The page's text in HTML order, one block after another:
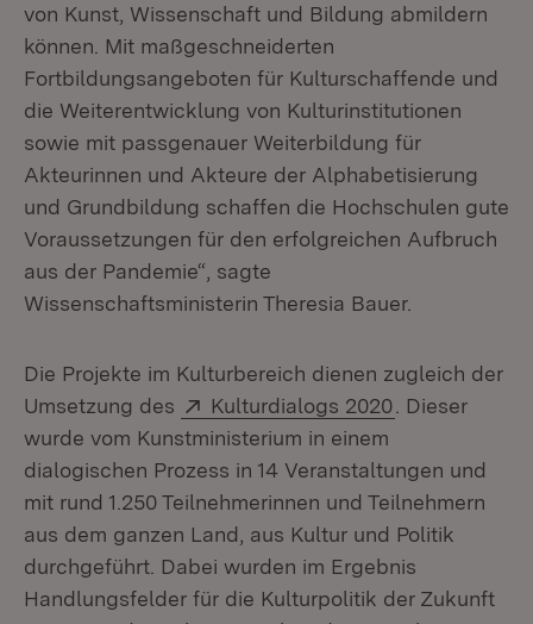
von Kunst, Wissenschaft und Bildung abmildern
können. Mit maßgeschneiderten
Fortbildungsangeboten für Kulturschaffende und
die Weiterentwicklung von Kulturinstitutionen
sowie mit passgenauer Weiterbildung für
Akteurinnen und Akteure der Alphabetisierung
und Grundbildung schaffen die Hochschulen gute
Voraussetzungen für den erfolgreichen Aufbruch
aus der Pandemie“, sagte
Wissenschaftsministerin Theresia Bauer.
Die Projekte im Kulturbereich dienen zugleich der
Umsetzung des
Extern:
Kulturdialogs 2020 (Öffnet in
. Dieser
wurde vom Kunstministerium in einem
dialogischen Prozess in 14 Veranstaltungen und
mit rund 1.250 Teilnehmerinnen und Teilnehmern
aus dem ganzen Land, aus Kultur und Politik
durchgeführt. Dabei wurden im Ergebnis
Handlungsfelder für die Kulturpolitik der Zukunft